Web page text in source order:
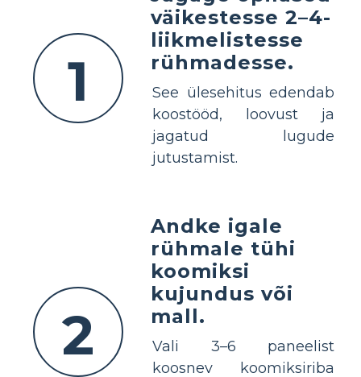
1
väikestesse 2–4-
liikmelistesse
rühmadesse.
See ülesehitus edendab
koostööd, loovust ja
jagatud lugude
jutustamist.
2
Andke igale
rühmale tühi
koomiksi
kujundus või
mall.
Vali 3–6 paneelist
koosnev koomiksiriba